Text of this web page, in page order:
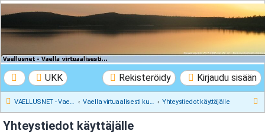
VAELLUSNET -
Vaellusturinat II
UKK Kirjaudu sisään
Rekisteröidy
VAELLUSNET - Vaellusturinat II Vaella virtuaalisesti kunnes pääset oikeasti Yhteystiedot käyttäjälle
Yhteystiedot käyttäjälle